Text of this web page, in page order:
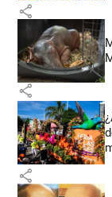
share
share
share